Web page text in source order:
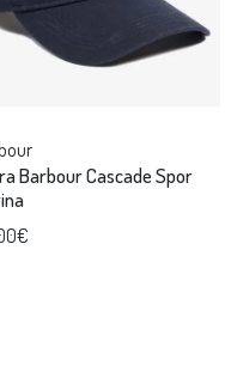
Barbour Cascade Spor